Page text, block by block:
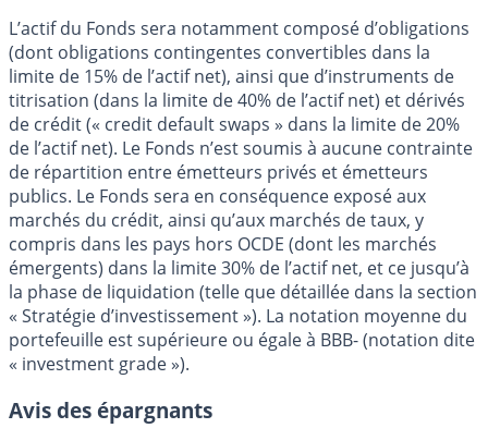
L’actif du Fonds sera notamment composé d’obligations
(dont obligations contingentes convertibles dans la
limite de 15% de l’actif net), ainsi que d’instruments de
titrisation (dans la limite de 40% de l’actif net) et dérivés
de crédit (« credit default swaps » dans la limite de 20%
de l’actif net). Le Fonds n’est soumis à aucune contrainte
de répartition entre émetteurs privés et émetteurs
publics. Le Fonds sera en conséquence exposé aux
marchés du crédit, ainsi qu’aux marchés de taux, y
compris dans les pays hors OCDE (dont les marchés
émergents) dans la limite 30% de l’actif net, et ce jusqu’à
la phase de liquidation (telle que détaillée dans la section
« Stratégie d’investissement »). La notation moyenne du
portefeuille est supérieure ou égale à BBB- (notation dite
« investment grade »).
Avis des épargnants